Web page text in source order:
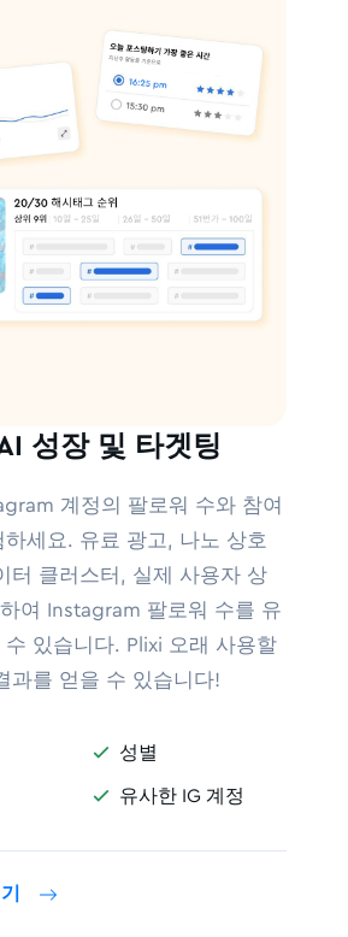
성장 및 타겟팅
계정의 팔로워 수와 참여
하세요. 유료 광고, 나노 상호
터 클러스터, 실제 사용자 상
여 Instagram 팔로워 수를 유
있습니다. Plixi 오래 사용할
과를 얻을 수 있습니다!
 성별
 유사한 IG 계정